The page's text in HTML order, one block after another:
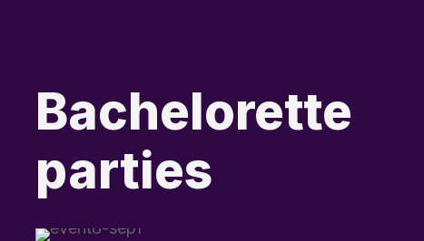
Bachelorette
parties